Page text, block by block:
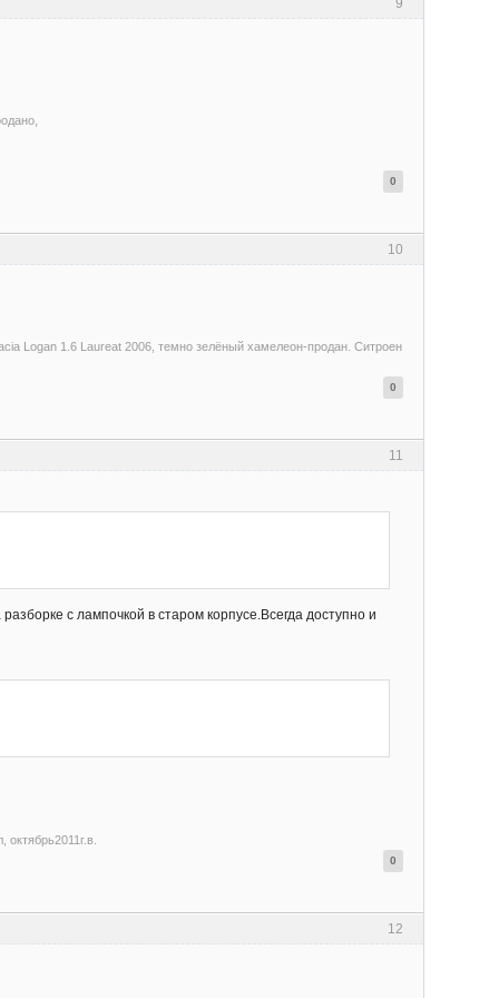
9
0
10
Logan 1.6 Laureat 2006, темно зелёный хамелеон-продан. Ситроен
0
11
с лампочкой в старом корпусе.Всегда доступно и
0
12